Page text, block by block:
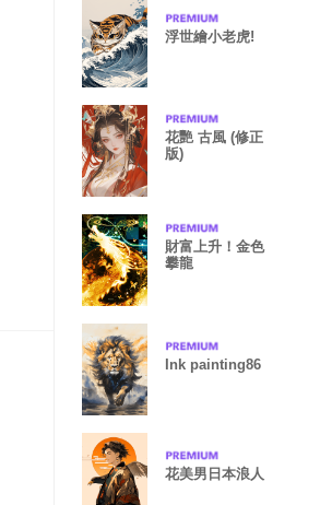
浮世繪小老虎!
花艷 古風 (修正
版)
財富上升！金色
攀龍
Ink painting86
花美男日本浪人